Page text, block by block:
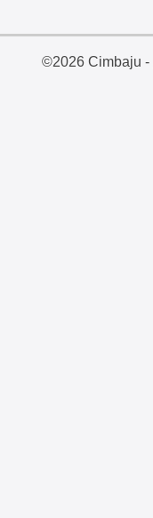
©2026 Cimbaju -